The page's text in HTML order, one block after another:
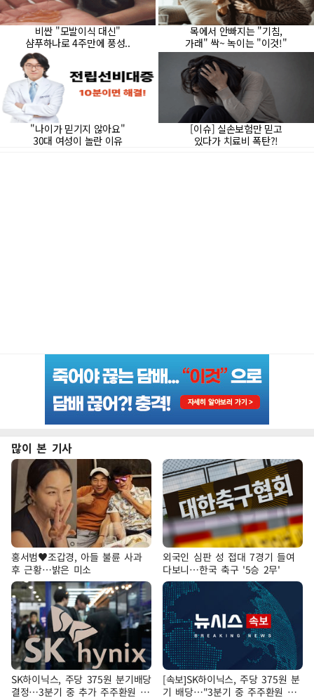
많이 본 기사
홍서범♥조갑경, 아들 불륜 사과
후 근황…밝은 미소
외국인 심판 성 접대 7경기 들여
다보니…한국 축구 '5승 2무'
SK하이닉스, 주당 375원 분기배당
결정…3분기 중 추가 주주환원 발
[속보]SK하이닉스, 주당 375원 분
기 배당…"3분기 중 주주환원 방